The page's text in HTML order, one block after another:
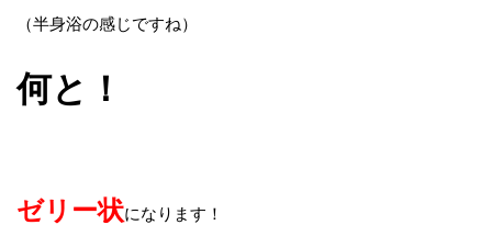
（半身浴の感じですね）
何と！
ゼリー状になります！